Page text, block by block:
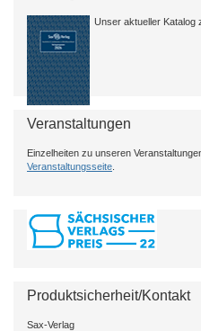
Unser aktueller Katalog
Veranstaltungen
Einzelheiten zu unseren
Veranstaltungsseite
Produktsicherheit/Kontakt
Sax-Verlag